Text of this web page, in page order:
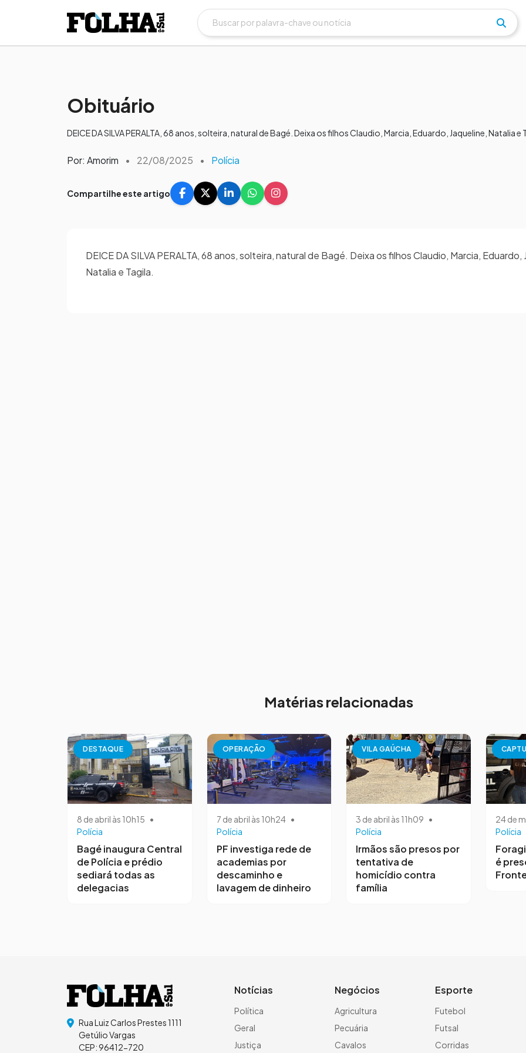
Obituário
DEICE DA SILVA PERALTA, 68 anos, solteira, natural de Bagé. Deixa os filhos Claudio, Marcia, Eduardo, Jaqueline, Natalia e
Por: Amorim • 22/08/2025 • Polícia
Compartilhe este artigo
DEICE DA SILVA PERALTA, 68 anos, solteira, natural de Bagé. Deixa os filhos Claudio, Marcia, Eduardo,
Natalia e Tagila.
Matérias relacionadas
DESTAQUE
8 de abril às 10h15 •
Polícia
Bagé inaugura Central
de Polícia e prédio
sediará todas as
delegacias
OPERAÇÃO
7 de abril às 10h24 •
Polícia
PF investiga rede de
academias por
descaminho e
lavagem de dinheiro
VILA GAÚCHA
3 de abril às 11h09 •
Polícia
Irmãos são presos por
tentativa de
homicídio contra
família
24 de
Polícia
é
Rua Luiz Carlos Prestes 1111
Getúlio Vargas
CEP: 96412-720
Notícias
Política
Geral
Justiça
Negócios
Agricultura
Pecuária
Cavalos
Esporte
Futebol
Futsal
Corridas